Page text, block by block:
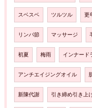
スベスベ ツルツル 更
リンパ節 マッサージ
初夏 梅雨 インナード
アンチエイジングオイル
新陳代謝 引き締め引き上